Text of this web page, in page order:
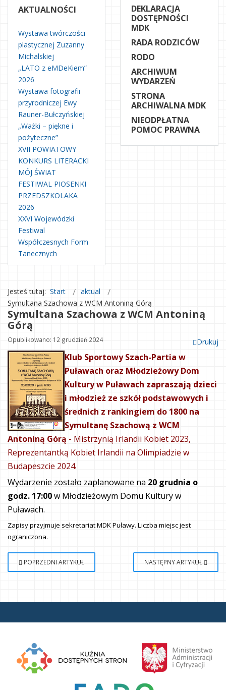
AKTUALNOŚCI
Wystawa twórczości
plastycznej Zuzanny
Michalskiej
„LATO z eMDeKiem”
2026
Wystawa fotografii
przyrodniczej Ewy
Rauner-Bułczyńskiej
„Ważki – piękne i
pożyteczne”
XVII POWIATOWY
KONKURS LITERACKI
MÓJ ŚWIAT
FESTIWAL PIOSENKI
PRZEDSZKOLAKA
2026
XXVI Wojewódzki
Festiwal
Współczesnych Form
Tanecznych
DEKLARACJA
DOSTĘPNOŚCI
MDK
RADA RODZICÓW
RODO
ARCHIWUM
WYDARZEŃ
STRONA
ARCHIWALNA MDK
NIEODPŁATNA
POMOC PRAWNA
Jesteś tutaj: Start
aktual
Symultana Szachowa z WCM Antoniną Górą
Symultana Szachowa z WCM Antoniną
Górą
Drukuj
Opublikowano: 12 grudzień 2024
Klub Sportowy Szach-Partia w
Puławach oraz Młodzieżowy Dom
Kultury w Puławach zapraszają dzieci
i młodzież ze szkół podstawowych i
średnich z rankingiem do 1800 na
Symultanę Szachową z WCM
Antoniną Górą - Mistrzynią Irlandii Kobiet 2023,
Reprezentantką Kobiet Irlandii na Olimpiadzie w
Budapeszcie 2024.
Wydarzenie zostało zaplanowane na 20 grudnia o
godz. 17:00w Młodzieżowym Domu Kultury w
Puławach.
Zapisy przyjmuje sekretariat MDK Puławy. Liczba miejsc jest
ograniczona.
POPRZEDNI ARTYKUŁ NASTĘPNY ARTYKUŁ